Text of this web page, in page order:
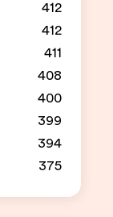
412
412
411
408
400
399
394
375